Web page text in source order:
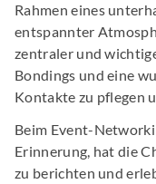
Rahmen eines
entspannter
zentraler und
Bondings und eine
Kontakte zu pflegen
Beim Event-
Erinnerung, hat die
zu berichten und